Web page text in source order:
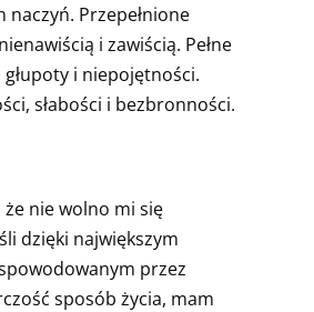
naczyń. Przepełnione
i zawiścią. Pełne
i niepojętności.
słabości i bezbronności.
nie wolno mi się
dzięki największym
przez
sposób życia, mam